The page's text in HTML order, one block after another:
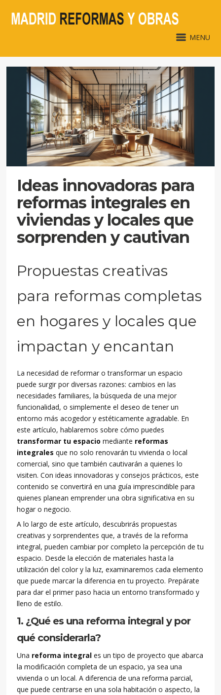
MENU
Ideas innovadoras para
reformas integrales en
viviendas y locales que
sorprenden y cautivan
Propuestas creativas
para reformas completas
en hogares y locales que
impactan y encantan
La necesidad de reformar o transformar un espacio
puede surgir por diversas razones: cambios en las
necesidades familiares, la búsqueda de una mejor
funcionalidad, o simplemente el deseo de tener un
entorno más acogedor y estéticamente agradable. En
este artículo, hablaremos sobre cómo puedes
transformar tu espacio mediante reformas
integrales que no solo renovarán tu vivienda o local
comercial, sino que también cautivarán a quienes lo
visiten. Con ideas innovadoras y consejos prácticos, este
contenido se convertirá en una guía imprescindible para
quienes planean emprender una obra significativa en su
hogar o negocio.
A lo largo de este artículo, descubrirás propuestas
creativas y sorprendentes que, a través de la reforma
integral, pueden cambiar por completo la percepción de tu
espacio. Desde la elección de materiales hasta la
utilización del color y la luz, examinaremos cada elemento
que puede marcar la diferencia en tu proyecto. Prepárate
para dar el primer paso hacia un entorno transformado y
lleno de estilo.
1. ¿Qué es una reforma integral y por
qué considerarla?
Una reforma integral es un tipo de proyecto que abarca
la modificación completa de un espacio, ya sea una
vivienda o un local. A diferencia de una reforma parcial,
que puede centrarse en una sola habitación o aspecto, la